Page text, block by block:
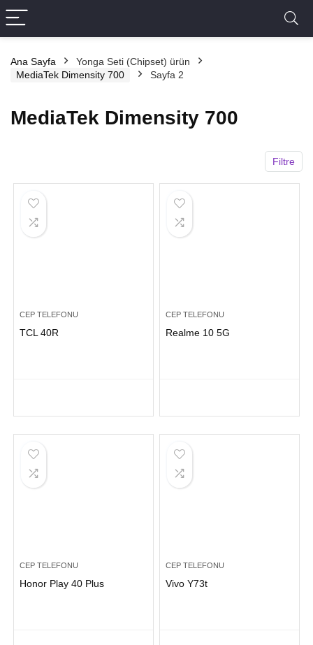
Ana Sayfa
Yonga Seti (Chipset) ürün
MediaTek Dimensity 700
Sayfa 2
MediaTek Dimensity 700
Filtre
CEP TELEFONU
TCL 40R
CEP TELEFONU
Realme 10 5G
CEP TELEFONU
Honor Play 40 Plus
CEP TELEFONU
Vivo Y73t